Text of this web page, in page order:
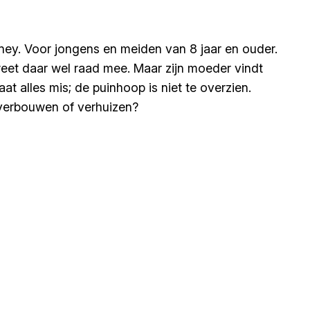
Voor jongens en meiden van 8 jaar en ouder.
daar wel raad mee. Maar zijn moeder vindt
alles mis; de puinhoop is niet te overzien.
of verhuizen?